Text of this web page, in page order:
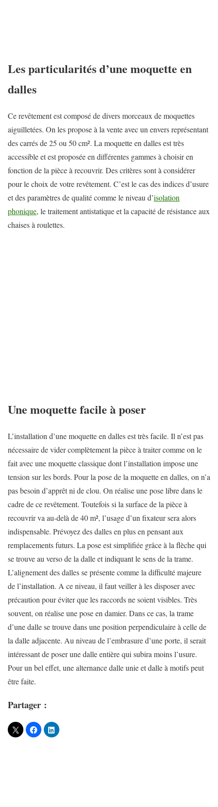
Les particularités d’une moquette en
dalles
Ce revêtement est composé de divers morceaux de moquettes
aiguilletées. On les propose à la vente avec un envers représentant
des carrés de 25 ou 50 cm². La moquette en dalles est très
accessible et est proposée en différentes gammes à choisir en
fonction de la pièce à recouvrir. Des critères sont à considérer
pour le choix de votre revêtement. C’est le cas des indices d’usure
et des paramètres de qualité comme le niveau d’isolation
phonique, le traitement antistatique et la capacité de résistance aux
chaises à roulettes.
Une moquette facile à poser
L’installation d’une moquette en dalles est très facile. Il n’est pas
nécessaire de vider complètement la pièce à traiter comme on le
fait avec une moquette classique dont l’installation impose une
tension sur les bords. Pour la pose de la moquette en dalles, on n’a
pas besoin d’apprêt ni de clou. On réalise une pose libre dans le
cadre de ce revêtement. Toutefois si la surface de la pièce à
recouvrir va au-delà de 40 m², l’usage d’un fixateur sera alors
indispensable. Prévoyez des dalles en plus en pensant aux
remplacements futurs. La pose est simplifiée grâce à la flèche qui
se trouve au verso de la dalle et indiquant le sens de la trame.
L’alignement des dalles se présente comme la difficulté majeure
de l’installation. A ce niveau, il faut veiller à les disposer avec
précaution pour éviter que les raccords ne soient visibles. Très
souvent, on réalise une pose en damier. Dans ce cas, la trame
d’une dalle se trouve dans une position perpendiculaire à celle de
la dalle adjacente. Au niveau de l’embrasure d’une porte, il serait
intéressant de poser une dalle entière qui subira moins l’usure.
Pour un bel effet, une alternance dalle unie et dalle à motifs peut
être faite.
Partager :